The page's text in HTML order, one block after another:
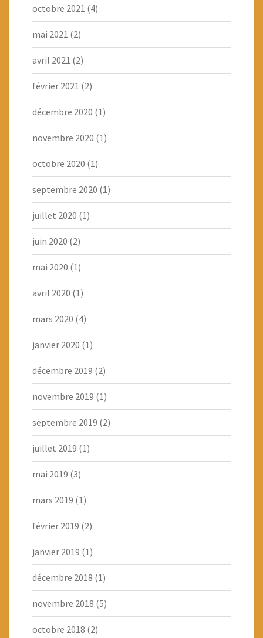
octobre 2021 (4)
mai 2021 (2)
avril 2021 (2)
février 2021 (2)
décembre 2020 (1)
novembre 2020 (1)
octobre 2020 (1)
septembre 2020 (1)
juillet 2020 (1)
juin 2020 (2)
mai 2020 (1)
avril 2020 (1)
mars 2020 (4)
janvier 2020 (1)
décembre 2019 (2)
novembre 2019 (1)
septembre 2019 (2)
juillet 2019 (1)
mai 2019 (3)
mars 2019 (1)
février 2019 (2)
janvier 2019 (1)
décembre 2018 (1)
novembre 2018 (5)
octobre 2018 (2)